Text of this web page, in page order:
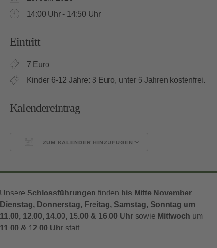
14:00 Uhr - 14:50 Uhr
Eintritt
7 Euro
Kinder 6-12 Jahre: 3 Euro, unter 6 Jahren kostenfrei.
Kalendereintrag
ZUM KALENDER HINZUFÜGEN
Unsere Schlossführungen finden bis Mitte November
Dienstag, Donnerstag, Freitag, Samstag, Sonntag um
11.00, 12.00, 14.00, 15.00 & 16.00 Uhr sowie Mittwoch um
11.00 & 12.00 Uhr statt.